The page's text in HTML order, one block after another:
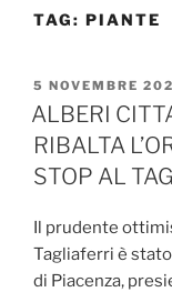
TAG: PIANTE
PUBBLICATO
IL
5 NOVEMBRE
ALBERI
RIBALTA
STOP AL
Il prudente
Tagliaferri è
di Piacenza,